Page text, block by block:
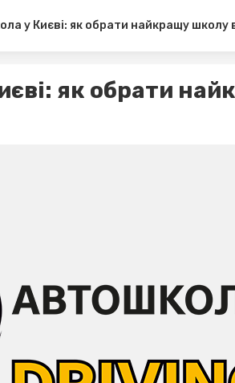
у Києві: як обрати найкращу школу
як обрати